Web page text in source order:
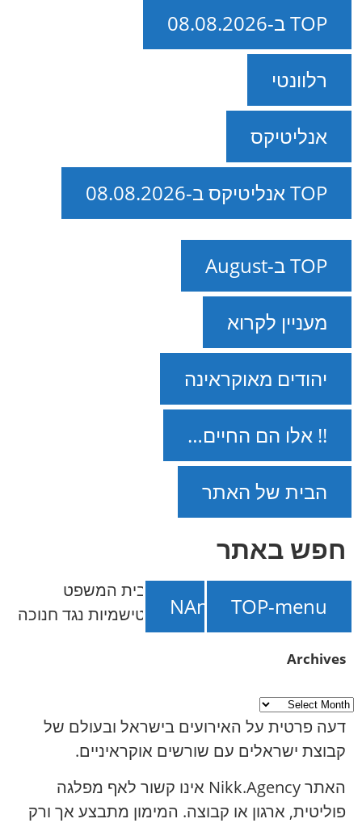
TOP ב-08.08.2026
רלוונטי
אנליטיקס
TOP אנליטיקס ב-08.08.2026
TOP ב-August
מעניין לקרוא
יהודים מאוקראינה
!! אלו הם החיים…
הבית של האתר
חפש באתר
בית המשפט
בזקרפטיה גזר דין על קריאות אנטישמיות נגד חנוכה
Archives
דעה פרטית על האירועים בישראל ובעולם של
קבוצת ישראלים עם שורשים אוקראיניים.
האתר Nikk.Agency אינו קשור לאף מפלגה
פוליטית, ארגון או קבוצה. המימון מתבצע אך ורק
תמכו ב-NAnews
TOP-menu